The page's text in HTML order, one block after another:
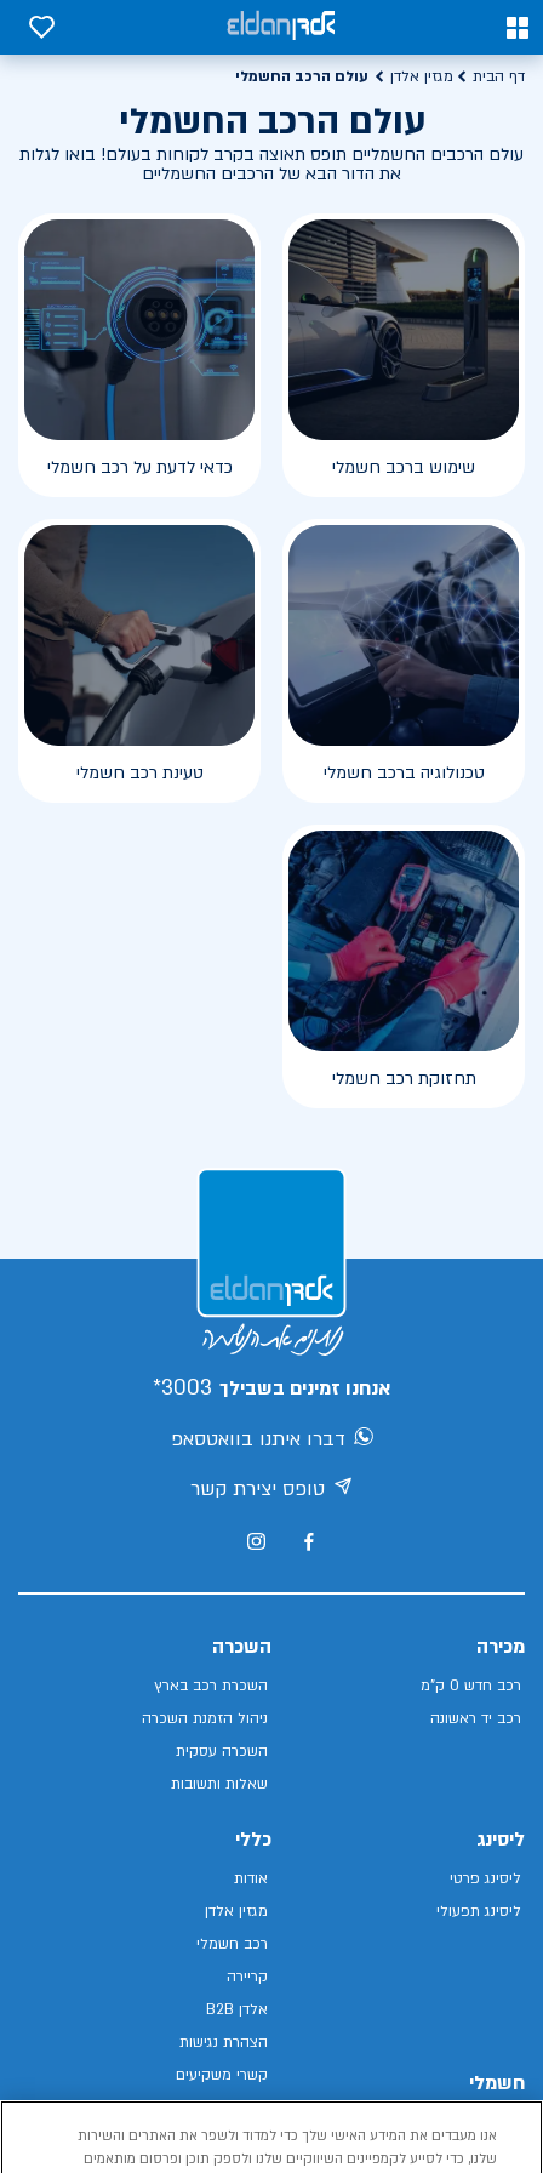
0
0
דף הבית מגזין אלדן עולם הרכב החשמלי
עולם הרכב החשמלי
עולם הרכבים החשמליים תופס תאוצה בקרב לקוחות בעולם! בואו לגלות
את הדור הבא של הרכבים החשמליים
שימוש ברכב חשמלי כדאי לדעת על רכב חשמלי
טכנולוגיה ברכב חשמלי טעינת רכב חשמלי
תחזוקת רכב חשמלי
אנחנו זמינים בשבילך 3003*
דברו איתנו בוואטסאפ
טופס יצירת קשר
מכירה
רכב חדש 0 ק"מ
רכב יד ראשונה
השכרה
השכרת רכב בארץ
ניהול הזמנת השכרה
השכרה עסקית
שאלות ותשובות
ליסינג
ליסינג פרטי
ליסינג תפעולי
חשמלי
רכב חשמלי
כללי
אודות
מגזין אלדן
רכב חשמלי
קריירה
אלדן B2B
הצהרת נגישות
קשרי משקיעים
מפת האתר
מדיניות פרטיות
אנו מעבדים את המידע האישי שלך כדי למדוד ולשפר את האתרים והשירות
שלנו, כדי לסייע לקמפיינים השיווקיים שלנו ולספק תוכן ופרסום מותאמים